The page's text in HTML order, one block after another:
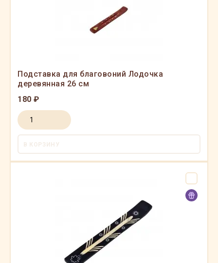
Подставка для благовоний Лодочка
деревянная 26 см
180 ₽
В КОРЗИНУ